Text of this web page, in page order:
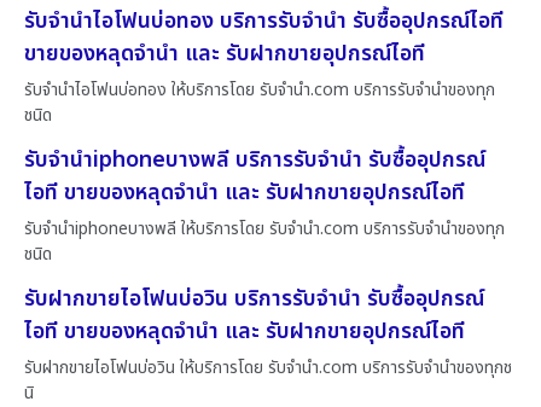
รับจำนำไอโฟนบ่อทอง บริการรับจำนำ รับซื้ออุปกรณ์ไอที
ขายของหลุดจำนำ และ รับฝากขายอุปกรณ์ไอที
รับจำนำไอโฟนบ่อทอง ให้บริการโดย รับจํานํา.com บริการรับจำนำของทุก
ชนิด
รับจำนำiphoneบางพลี บริการรับจำนำ รับซื้ออุปกรณ์
ไอที ขายของหลุดจำนำ และ รับฝากขายอุปกรณ์ไอที
รับจำนำiphoneบางพลี ให้บริการโดย รับจํานํา.com บริการรับจำนำของทุก
ชนิด
รับฝากขายไอโฟนบ่อวิน บริการรับจำนำ รับซื้ออุปกรณ์
ไอที ขายของหลุดจำนำ และ รับฝากขายอุปกรณ์ไอที
รับฝากขายไอโฟนบ่อวิน ให้บริการโดย รับจํานํา.com บริการรับจำนำของทุกช
นิ